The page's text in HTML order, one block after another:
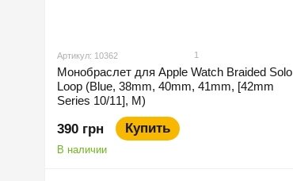
Артикул: 10362 1
Монобраслет для Apple Watch Braided Solo
Loop (Blue, 38mm, 40mm, 41mm, [42mm
Series 10/11], M)
390 грн Купить
В наличии